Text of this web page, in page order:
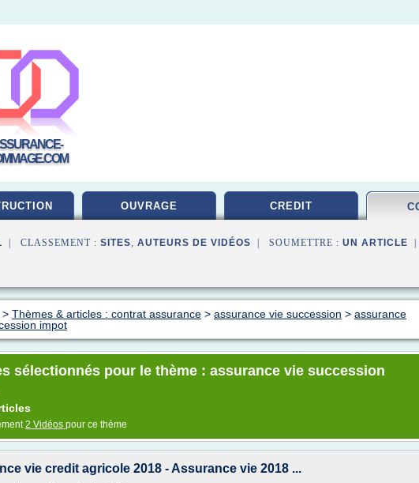
OUVRAGE CREDIT
| CLASSEMENT : SITES, AUTEURS DE VIDÉOS | SOUMETTRE : UN ARTICLE
> Thèmes & articles : contrat assurance > assurance vie succession > assurance
impot
sélectionnés pour le thème : assurance vie succession
2 Vidéos pour ce thème
vie credit agricole 2018 - Assurance vie 2018 ...